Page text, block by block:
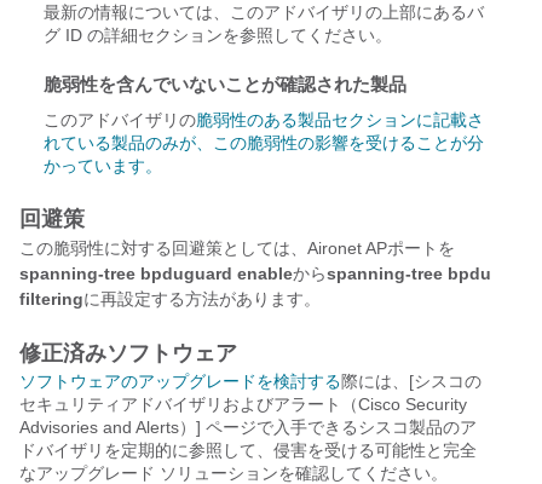
最新の情報については、このアドバイザリの上部にあるバ
グ ID の詳細セクションを参照してください。
脆弱性を含んでいないことが確認された製品
このアドバイザリの脆弱性のある製品セクションに記載さ
れている製品のみが、この脆弱性の影響を受けることが分
かっています。
回避策
この脆弱性に対する回避策としては、Aironet APポートを
spanning-tree bpduguard enableからspanning-tree bpdu
filteringに再設定する方法があります。
修正済みソフトウェア
ソフトウェアのアップグレードを検討する際には、[シスコの
セキュリティアドバイザリおよびアラート（Cisco Security
Advisories and Alerts）] ページで入手できるシスコ製品のア
ドバイザリを定期的に参照して、侵害を受ける可能性と完全
なアップグレード ソリューションを確認してください。